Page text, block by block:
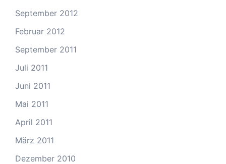
September 2012
Februar 2012
September 2011
Juli 2011
Juni 2011
Mai 2011
April 2011
März 2011
Dezember 2010